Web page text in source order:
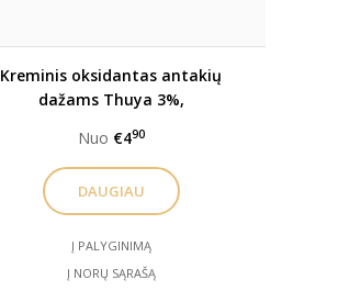
Kreminis oksidantas antakių
dažams Thuya 3%,
Nuo €490
DAUGIAU
Į PALYGINIMĄ
Į NORŲ SĄRAŠĄ